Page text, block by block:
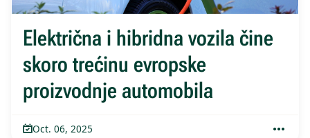
Električna i hibridna vozila čine
skoro trećinu evropske
proizvodnje automobila
Oct. 06, 2025